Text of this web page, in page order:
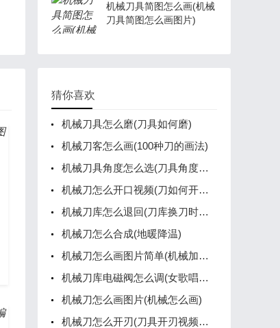
机械刀具简图怎么画(机械
刀具简图怎么画图片)
猜你喜欢
机械刀具怎么磨(刀具如何磨)
机械刀客怎么画(100种刀的画法)
机械刀具角度怎么选(刀具角度的选择有何不同)
机械刀怎么开口视频(刀如何开刃视频)
机械刀库怎么退回(刀库换刀时按了复位键怎么办)
机械刀怎么合成(地暖降温)
机械刀怎么画图片简单(机械加工刀具图片)
机械刀库电磁阀怎么调(女歌唱家任桂珍)
机械刀怎么画图片(机械怎么画)
机械刀怎么开刃(刀具开刃视频教程)